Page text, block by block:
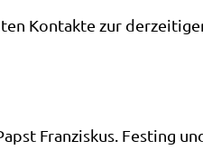
Kon­tak­te zur
Fran­zis­kus. Fest­ing